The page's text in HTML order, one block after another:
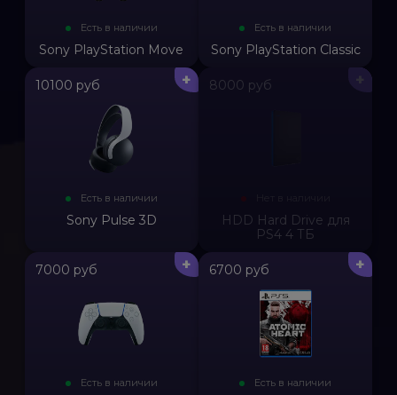
Есть в наличии
Sony PlayStation Move
Есть в наличии
Sony PlayStation Classic
+
10100 руб
Есть в наличии
Sony Pulse 3D
8000 руб
HDD Hard Drive для
PS4 4 ТБ
+
7000 руб
Есть в наличии
+
6700 руб
Есть в наличии